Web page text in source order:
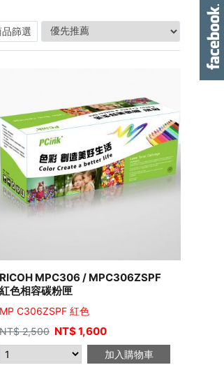
品篩選
RICOH MPC306 / MPC306ZSPF
紅色相容碳粉匣
MP C306ZSPF 紅色
2,500 NT$1,600
加入購物車